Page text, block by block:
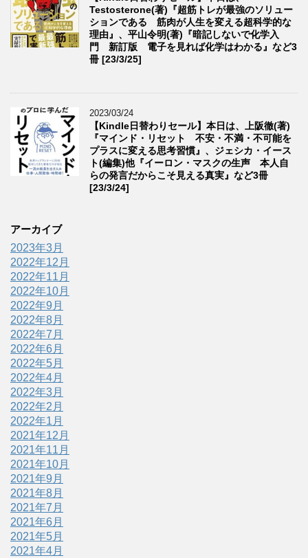
Testosterone(著)『超筋トレが最強のソリュー
ションである 筋肉が人生を変える超科学的な
理由』、平山令明(著)『暗記しないで化学入
門 新訂版 電子を見れば化学はわかる』など3
冊 [23/3/25]
2023/03/24
【Kindle日替わりセール】本日は、上阪徹(著)
『マインド・リセット 不安・不満・不可能を
プラスに変える思考習慣』、ジェシカ・イース
ト(編集)他『イーロン・マスクの生声 本人自
らの発言だからこそ見える真実』など3冊
[23/3/24]
アーカイブ
2023年3月
2022年12月
2022年11月
2022年10月
2022年9月
2022年8月
2022年7月
2022年6月
2022年5月
2022年4月
2022年3月
2022年2月
2022年1月
2021年12月
2021年11月
2021年10月
2021年9月
2021年8月
2021年7月
2021年6月
2021年5月
2021年4月